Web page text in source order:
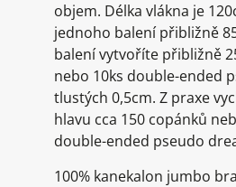
objem. Délka vlákna je
jednoho balení přibližně
balení vytvoříte přibližně
nebo 10ks double-ended
tlustých 0,5cm. Z praxe
hlavu cca 150 copánků
double-ended pseudo
100% kanekalon jumbo